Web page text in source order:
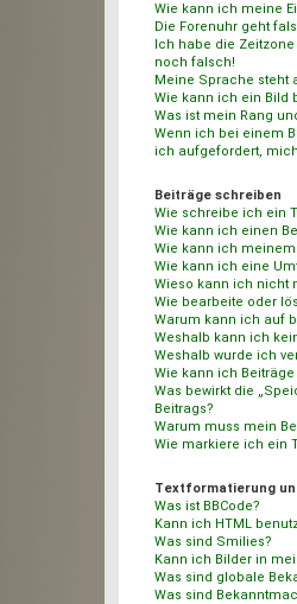
Wie kann ich meine
Die Forenuhr geht
Ich habe die
noch falsch!
Meine Sprache steht
Wie kann ich ein Bild
Was ist mein Rang
Wenn ich bei einem
ich aufgefordert,
Beiträge schreiben
Wie schreibe ich ein
Wie kann ich einen
Wie kann ich
Wie kann ich eine
Wieso kann ich nicht
Wie bearbeite oder
Warum kann ich auf
Weshalb kann ich
Weshalb wurde ich
Wie kann ich
Was bewirkt die
Beitrags?
Warum muss mein
Wie markiere ich ein
Textformatierung
Was ist BBCode?
Kann ich HTML
Was sind Smilies?
Kann ich Bilder in
Was sind globale
Was sind